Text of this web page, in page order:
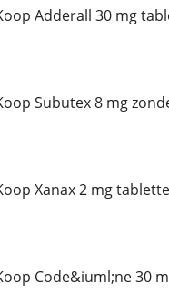
Adderall 30 mg
Subutex 8 mg
Xanax 2 mg
Code&iuml;ne 30